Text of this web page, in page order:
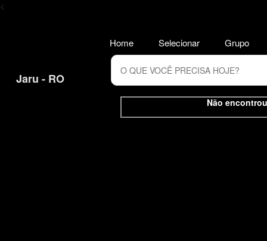
<
Jaru - RO
Não
Home Selecionar Grupo